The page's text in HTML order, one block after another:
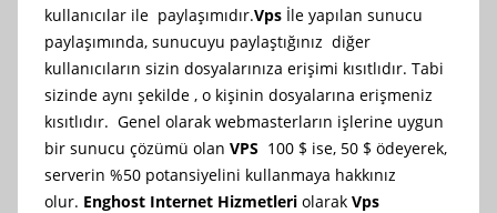
kullanıcılar ile paylaşımıdır.Vps İle yapılan sunucu
paylaşımında, sunucuyu paylaştığınız diğer
kullanıcıların sizin dosyalarınıza erişimi kısıtlıdır. Tabi
sizinde aynı şekilde , o kişinin dosyalarına erişmeniz
kısıtlıdır. Genel olarak webmasterların işlerine uygun
bir sunucu çözümü olan VPS 100 $ ise, 50 $ ödeyerek,
serverin %50 potansiyelini kullanmaya hakkınız
olur. Enghost Internet Hizmetleri olarak Vps